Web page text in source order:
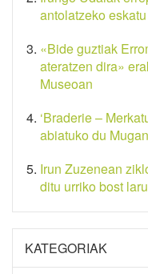
antolatzeko
«Bide guztiak
ateratzen dira»
Museoan
‘Braderie –
abiatuko du
Irun Zuzenean
ditu urriko bost
KATEGORIAK